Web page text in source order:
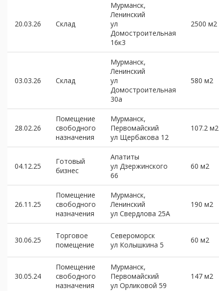
20.03.26 Склад
Мурманск,
Ленинский
ул
Домостроительная
16к3
2500 м2
03.03.26 Склад
Мурманск,
Ленинский
ул
Домостроительная
30а
580 м2
28.02.26
Помещение
свободного
назначения
Мурманск,
Первомайский
ул Щербакова 12
107.2 м2
04.12.25
Готовый
бизнес
Апатиты
ул Дзержинского
66
60 м2
26.11.25
Помещение
свободного
назначения
Мурманск,
Ленинский
ул Свердлова 25А
190 м2
30.06.25
Торговое
помещение
Североморск
ул Колышкина 5
60 м2
30.05.24
Помещение
свободного
назначения
Мурманск,
Первомайский
ул Орликовой 59
147 м2